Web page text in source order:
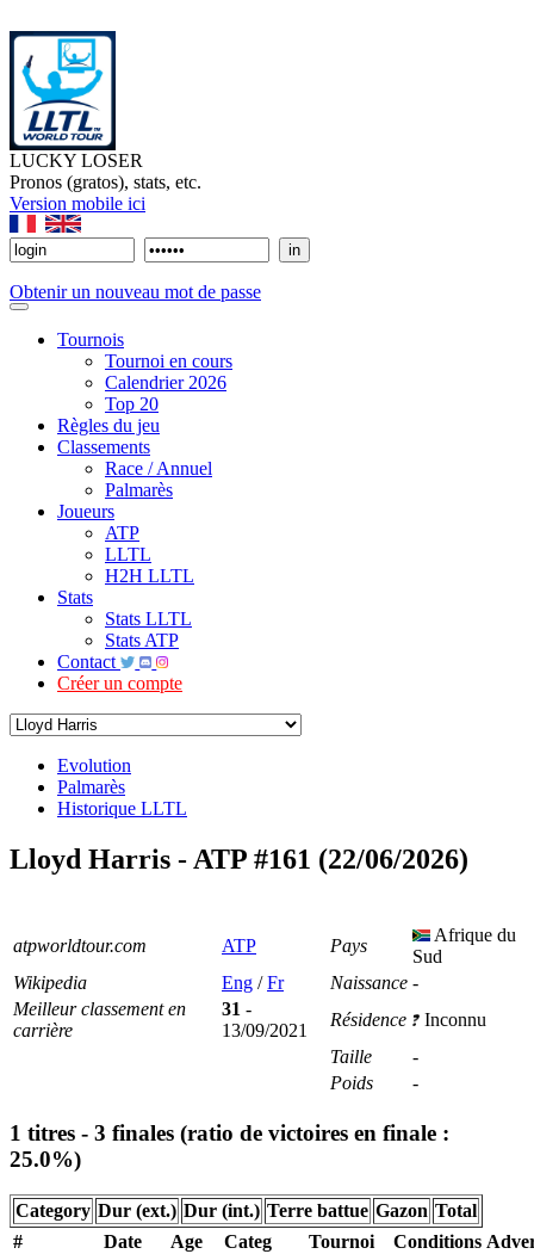
LUCKY LOSER
Pronos (gratos), stats, etc.
Version mobile ici
Obtenir un nouveau mot de passe
Tournois
Tournoi en cours
Calendrier 2026
Top 20
Règles du jeu
Classements
Race / Annuel
Palmarès
Joueurs
ATP
LLTL
H2H LLTL
Stats
Stats LLTL
Stats ATP
Contact
Créer un compte
Evolution
Palmarès
Historique LLTL
Lloyd Harris - ATP #161 (22/06/2026)
atpworldtour.com ATP Pays
Afrique du
Sud
Wikipedia
Eng /Fr Naissance -
Meilleur classement en
carrière
31 -
13/09/2021
Résidence
Inconnu
Taille
-
Poids
-
1 titres - 3 finales (ratio de victoires en finale :
25.0%)
Category Dur (ext.) Dur (int.) Terre battue Gazon Total
#
Date Age Categ Tournoi Conditions